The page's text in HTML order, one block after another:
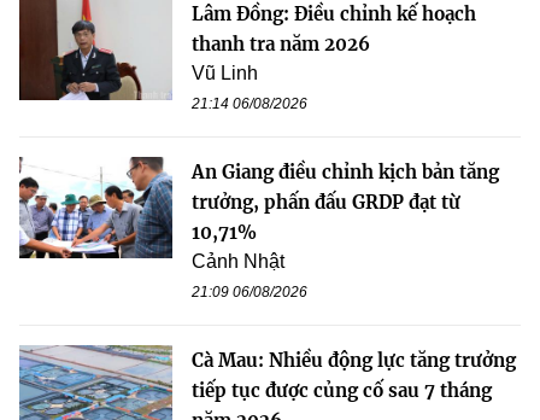
Lâm Đồng: Điều chỉnh kế hoạch
thanh tra năm 2026
Vũ Linh
21:14 06/08/2026
An Giang điều chỉnh kịch bản tăng
trưởng, phấn đấu GRDP đạt từ
10,71%
Cảnh Nhật
21:09 06/08/2026
Cà Mau: Nhiều động lực tăng trưởng
tiếp tục được củng cố sau 7 tháng